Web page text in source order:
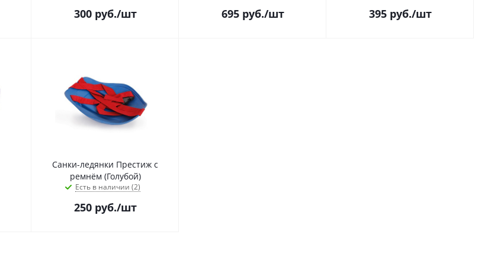
300руб./шт 695руб./шт 395руб./шт
Санки-ледянки Престиж с
ремнём (Голубой)
Есть в наличии (2)
250руб./шт